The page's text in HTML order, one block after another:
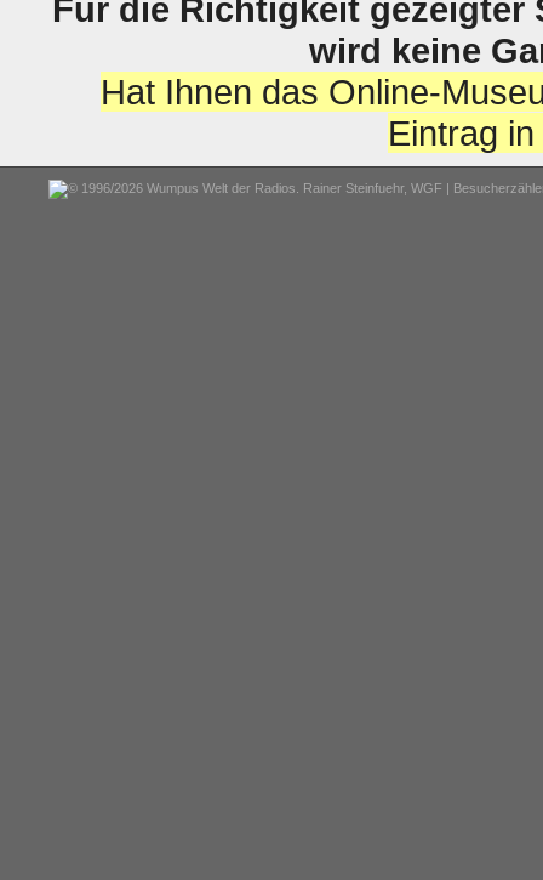
Für die Richtigkeit
wird keine
Hat Ihnen das Online-
Eintrag
© 1996/2026 Wumpus Welt der Radios. Rainer Steinfuehr, WGF |